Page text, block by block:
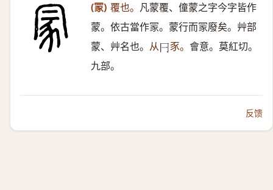
(冡) 覆也。 凡蒙覆、僮蒙之字今字皆作
蒙。依古當作冡。蒙行而冡廢矣。艸部
蒙、艸名也。 从𠔼 豕。 會意。莫紅切。
九部。
反馈